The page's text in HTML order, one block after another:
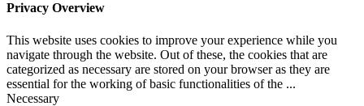
Privacy Overview
This website uses cookies to improve your experience while you
navigate through the website. Out of these, the cookies that are
categorized as necessary are stored on your browser as they are
essential for the working of basic functionalities of the ...
Necessary